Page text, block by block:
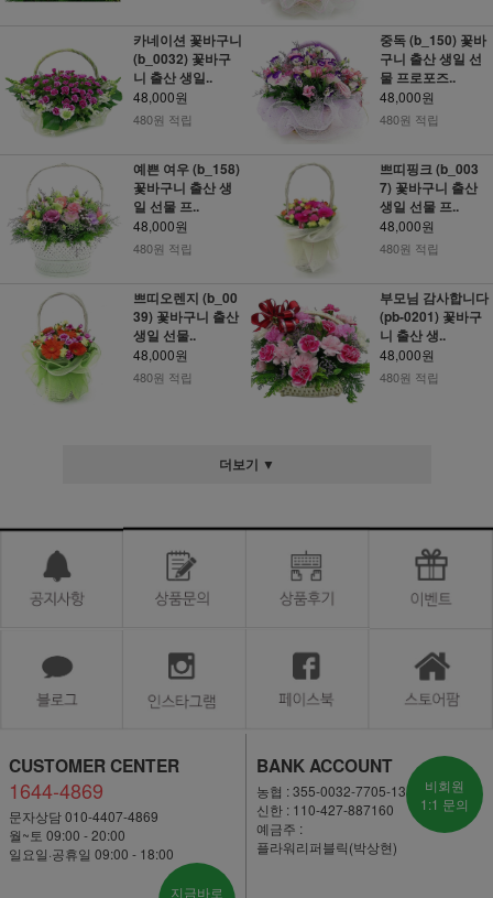
카네이션 꽃바구니
(b_0032) 꽃바구
니 출산 생일..
48,000원
480원 적립
중독 (b_150) 꽃바
구니 출산 생일 선
물 프로포즈..
48,000원
480원 적립
예쁜 여우 (b_158)
꽃바구니 출산 생
일 선물 프..
48,000원
480원 적립
쁘띠핑크 (b_003
7) 꽃바구니 출산
생일 선물 프..
48,000원
480원 적립
쁘띠오렌지 (b_00
39) 꽃바구니 출산
생일 선물..
48,000원
480원 적립
부모님 감사합니다
(pb-0201) 꽃바구
니 출산 생..
48,000원
480원 적립
더보기 ▼
CUSTOMER CENTER
1644-4869
문자상담 010-4407-4869
월~토 09:00 - 20:00
일요일·공휴일 09:00 - 18:00
지금바로
BANK ACCOUNT
농협 : 355-0032-7705-13
신한 : 110-427-887160
예금주 :
플라워리퍼블릭(박상현)
비회원
1:1 문의